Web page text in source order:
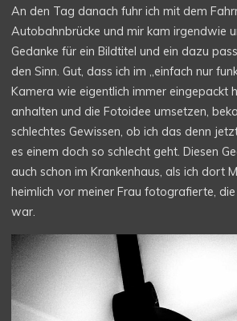
An den Tag danach fuhr ich mit dem
Autobahnbrücke und mir kam irgendwie
Gedanke für ein Bildtitel und ein dazu
den Sinn. Gut, dass ich im „einfach nur
Kamera wie eigentlich immer eingepackt
anhalten und die Fotoidee umsetzen,
schlechtes Gewissen, ob ich das denn
es einem doch so schlecht geht. Diesen
auch schon im Krankenhaus, als ich dort
heimlich vor meiner Frau fotografierte,
war.